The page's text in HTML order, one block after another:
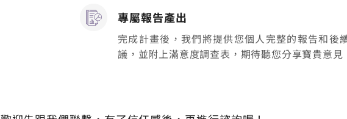
專屬報告產出
完成計畫後，我們將提供您個人完整的報告和後
議，並附上滿意度調查表，期待聽您分享寶貴意見